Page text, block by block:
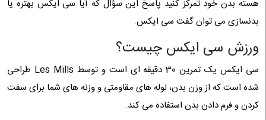
هسته بدن خود تمرکز کنید پاسخ این سؤال که آیا سی ایکس بهتره یا
بدنسازی می توان گفت سی ایکس.
ورزش سی ایکس چیست؟
سی ایکس یک تمرین 30 دقیقه ‌ای است و توسط Les Mills طراحی
شده است که از وزن بدن، لوله ‌های مقاومتی و وزنه‌ های شما برای سفت
کردن و فرم دادن بدن استفاده می ‌کند.